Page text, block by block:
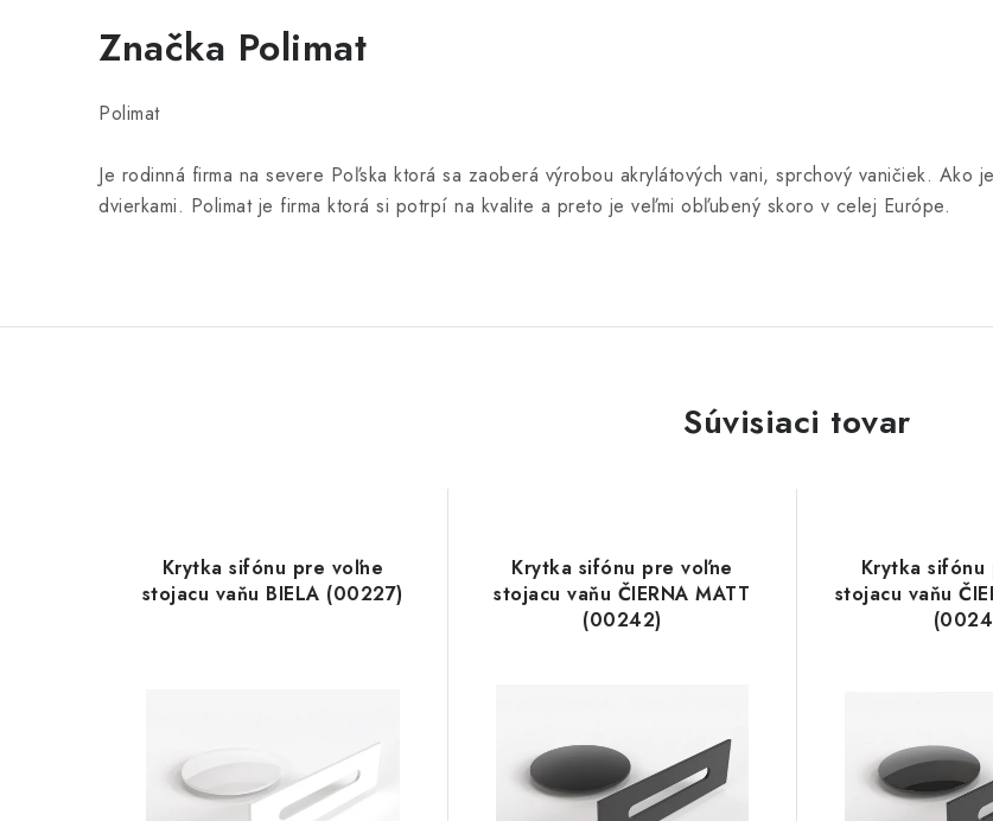
Značka Polimat
Polimat
Je rodinná firma na severe Poľska ktorá sa zaoberá výrobou akrylátových vani, sprchový vaničiek. Ako
dvierkami. Polimat je firma ktorá si potrpí na kvalite a preto je veľmi obľubený skoro v celej Európe.
Súvisiaci tovar
Krytka sifónu pre voľne
stojacu vaňu BIELA (00227)
Krytka sifónu pre voľne
stojacu vaňu ČIERNA MATT
(00242)
Krytka
stojacu vaňu